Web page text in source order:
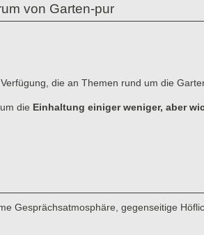
von Garten-pur
die an Themen rund um die
die Einhaltung einiger weniger, aber
Gesprächsatmosphäre, gegenseitige